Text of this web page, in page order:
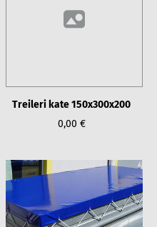
Treileri kate 150x300x200
0,00 €